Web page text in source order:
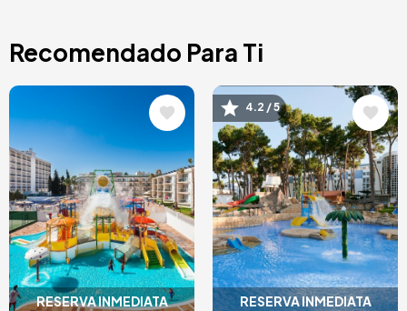
Recomendado Para Ti
RESERVA INMEDIATA RESERVA INMEDIATA
Image
4.2 / 5